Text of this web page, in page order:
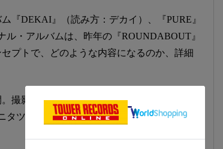
『DEKAI』（読み方：デカイ）、『PURE』
・アルバムは、昨年の『ROUNDABOUT』
プトで、どのような内容になるのか、詳細
撮影はカメラマンの岡田貴之が担当した。
タツヤの活動に、ぜひ期待してほしい。